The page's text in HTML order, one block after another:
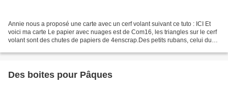
Annie nous a proposé une carte avec un cerf volant suivant ce tuto : ICI Et
voici ma carte Le papier avec nuages est de Com16, les triangles sur le cerf
volant sont des chutes de papiers de 4enscrap.Des petits rubans, celui du
Des boites pour Pâques